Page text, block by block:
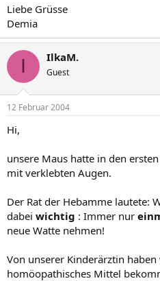
Liebe Grüsse
Demia
I IlkaM.
Guest
12 Februar 2004
Hi,
unsere Maus hatte in den
mit verklebten Augen.
Der Rat der Hebamme lautete:
dabei wichtig : Immer nur
neue Watte nehmen!
Von unserer Kinderärztin
homöopathisches Mittel